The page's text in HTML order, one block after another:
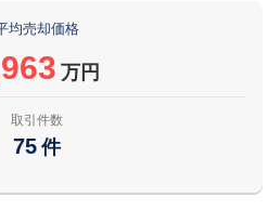
均売却価格
万円
取引件数
75 件